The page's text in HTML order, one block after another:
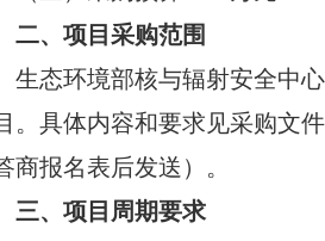
二、项目采购范围
生态环境部核与辐射安全中
。具体内容和要求见采购文
商报名表后发送）。
三、项目周期要求